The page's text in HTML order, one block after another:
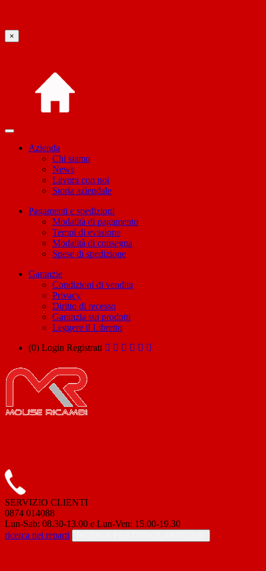
×
Azienda
Chi siamo
News
Lavora con noi
Storia aziendale
Pagamenti e spedizioni
Modalità di pagamento
Tempi di evasione
Modalità di consegna
Spese di spedizione
Garanzie
Condizioni di vendita
Privacy
Diritto di recesso
Garanzia sui prodotti
Leggere il Libretto
(0) Login Registrati
SERVIZIO CLIENTI
0874 014088
Lun-Sab: 08.30-13.00 e Lun-Ven: 15.00-19.30
ricerca nei reparti